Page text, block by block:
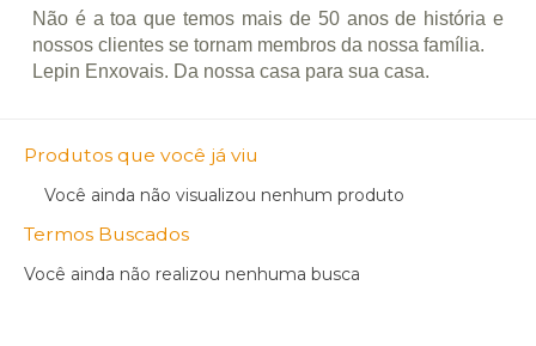
Não é a toa que temos mais de 50 anos de história e
nossos clientes se tornam membros da nossa família.
Lepin Enxovais. Da nossa casa para sua casa.
Produtos que você já viu
Você ainda não visualizou nenhum produto
Termos Buscados
Você ainda não realizou nenhuma busca